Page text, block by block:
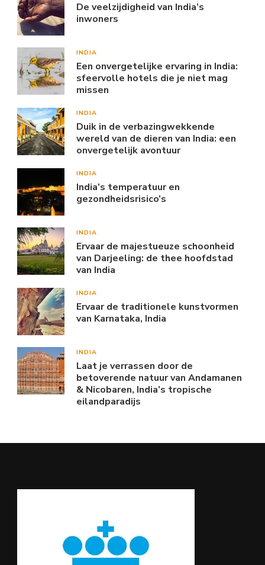
De veelzijdigheid van India’s
inwoners
INDIA
Een onvergetelijke ervaring in India:
sfeervolle hotels die je niet mag
missen
INDIA
Duik in de verbazingwekkende
wereld van de dieren van India: een
onvergetelijk avontuur
INDIA
India’s temperatuur en
gezondheidsrisico’s
INDIA
Ervaar de majestueuze schoonheid
van Darjeeling: de thee hoofdstad
van India
INDIA
Ervaar de traditionele kunstvormen
van Karnataka, India
INDIA
Laat je verrassen door de
betoverende natuur van Andamanen
& Nicobaren, India’s tropische
eilandparadijs